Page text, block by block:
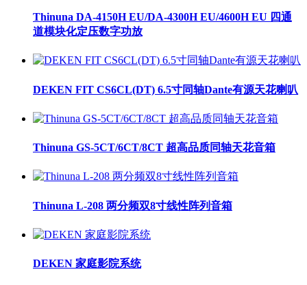
Thinuna DA-4150H EU/DA-4300H EU/4600H EU 四通
道模块化定压数字功放
DEKEN FIT CS6CL(DT) 6.5寸同轴Dante有源天花喇叭
Thinuna GS-5CT/6CT/8CT 超高品质同轴天花音箱
Thinuna L-208 两分频双8寸线性阵列音箱
DEKEN 家庭影院系统